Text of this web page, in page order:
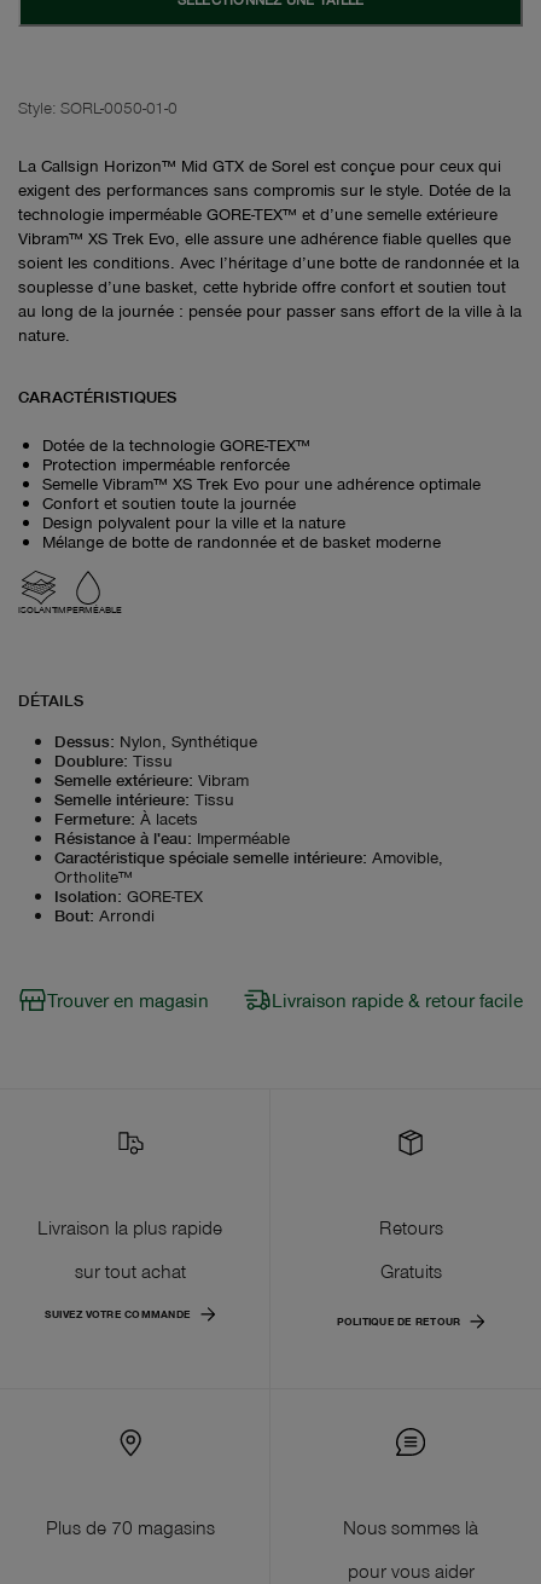
Style: SORL-0050-01-0
La Callsign Horizon™ Mid GTX de Sorel est conçue pour ceux qui
exigent des performances sans compromis sur le style. Dotée de la
technologie imperméable GORE-TEX™ et d’une semelle extérieure
Vibram™ XS Trek Evo, elle assure une adhérence fiable quelles que
soient les conditions. Avec l’héritage d’une botte de randonnée et la
souplesse d’une basket, cette hybride offre confort et soutien tout
au long de la journée : pensée pour passer sans effort de la ville à la
nature.
CARACTÉRISTIQUES
Dotée de la technologie GORE-TEX™
Protection imperméable renforcée
Semelle Vibram™ XS Trek Evo pour une adhérence optimale
Confort et soutien toute la journée
Design polyvalent pour la ville et la nature
Mélange de botte de randonnée et de basket moderne
ISOLANTIMPERMÉABLE
DÉTAILS
Dessus: Nylon, Synthétique
Doublure: Tissu
Semelle extérieure: Vibram
Semelle intérieure: Tissu
Fermeture: À lacets
Résistance à l'eau: Imperméable
Caractéristique spéciale semelle intérieure: Amovible,
Ortholite™
Isolation: GORE-TEX
Bout: Arrondi
Trouver en magasin Livraison rapide & retour facile
Livraison la plus rapide
sur tout achat
SUIVEZ VOTRE COMMANDE
Retours
Gratuits
POLITIQUE DE RETOUR
Plus de 70 magasins
Nous sommes là
pour vous aider